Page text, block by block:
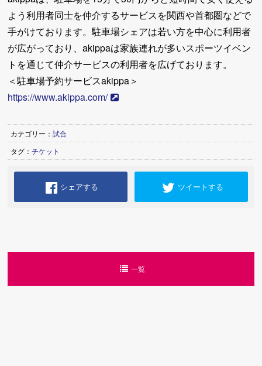
よう利用者同士を仲介するサービスを関西や首都圏などで
手がけております。駐車場シェアは若い方を中心に利用者
が広がっており、akippaは家族連れが多いスポーツイベン
トを通じて仲介サービスの利用者を広げております。
＜駐車場予約サービスakippa＞
https://www.akippa.com/
カテゴリー：試合
タグ：チケット
シェアする ツイートする
一覧